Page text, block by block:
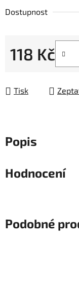
Dostupnost
118 Kč
Tisk
Popis
Hodnocení
Podobné